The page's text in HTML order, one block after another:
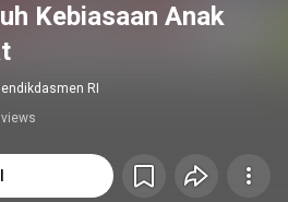
Kebiasaan Anak
RI